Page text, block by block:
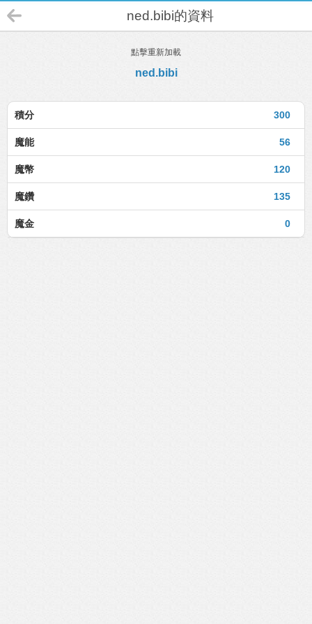
ned.bibi的資料
點擊重新加載
ned.bibi
300
積分
56
魔能
120
魔幣
135
魔鑽
0
魔金